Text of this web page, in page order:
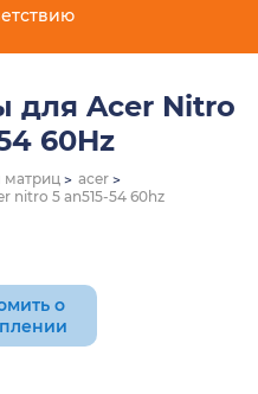
Acer Nitro
60Hz
acer
nitro 5 an515-54 60hz
о